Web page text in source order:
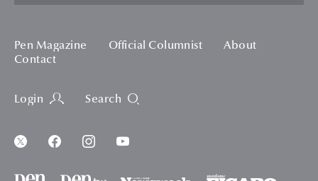
Pen Magazine Official Columnist
About
Contact
Login Search